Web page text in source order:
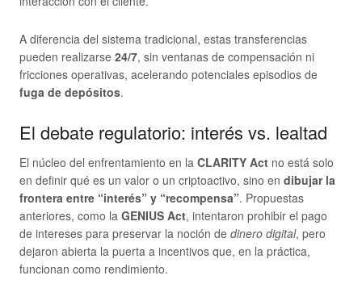
A diferencia del sistema tradicional, estas transferencias
pueden realizarse 24/7, sin ventanas de compensación ni
fricciones operativas, acelerando potenciales episodios de
fuga de depósitos.
El debate regulatorio: interés vs. lealtad
El núcleo del enfrentamiento en la CLARITY Act no está solo
en definir qué es un valor o un criptoactivo, sino en dibujar la
frontera entre “interés” y “recompensa”. Propuestas
anteriores, como la GENIUS Act, intentaron prohibir el pago
de intereses para preservar la noción de dinero digital, pero
dejaron abierta la puerta a incentivos que, en la práctica,
funcionan como rendimiento.